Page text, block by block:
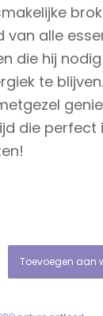
van alle
die hij
te
die
Toevoegen aan